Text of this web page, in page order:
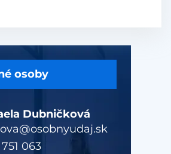
osoby
Dubničková
751 063